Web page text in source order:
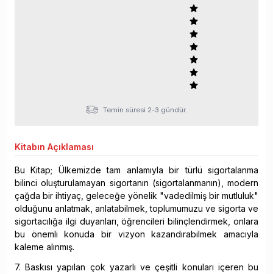
Temin süresi 2-3 gündür.
Kitabın Açıklaması
Bu Kitap; Ülkemizde tam anlamıyla bir türlü sigortalanma
bilinci oluşturulamayan sigortanın (sigortalanmanın), modern
çağda bir ihtiyaç, geleceğe yönelik "vadedilmiş bir mutluluk"
olduğunu anlatmak, anlatabilmek, toplumumuzu ve sigorta ve
sigortacılığa ilgi duyanları, öğrencileri bilinçlendirmek, onlara
bu önemli konuda bir vizyon kazandırabilmek amacıyla
kaleme alınmış.
7. Baskısı yapılan çok yazarlı ve çeşitli konuları içeren bu